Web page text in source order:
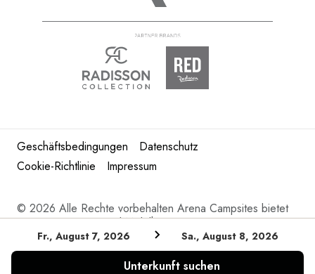
Fr., August 7, 2026 Sa., August 8, 2026
Unterkunft suchen
Geschäftsbedingungen
Datenschutz
Cookie-Richtlinie
Impressum
© 2026 Alle Rechte vorbehalten Arena Campsites bietet
Kroatien Camping und Mobilheime in Istrien.